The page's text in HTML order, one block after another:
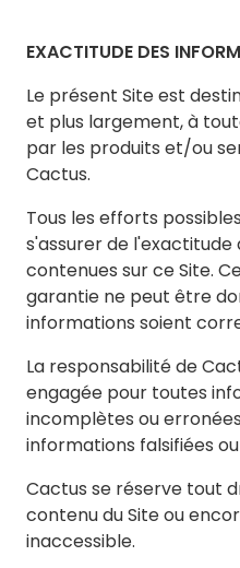
EXACTITUDE DES
Le présent Site est
et plus largement, à
par les produits et/ou
Cactus.
Tous les efforts
s'assurer de
contenues sur ce Site.
garantie ne peut être
informations soient
La responsabilité de
engagée pour toutes
incomplètes ou
informations falsifiées
Cactus se réserve tout
contenu du Site ou
inaccessible.